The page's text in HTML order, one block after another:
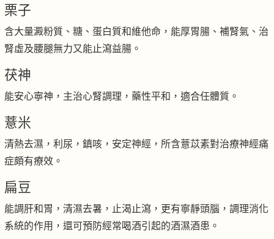
栗子
含大量澱粉質、糖、蛋白質和維他命，能厚胃腸、補腎氣、治
腎虛及腰腿無力又能止瀉益腸。
茯神
能安心寧神，主治心腎調理，藥性平和，適合任體質。
薏米
清熱去濕，利尿，鎮咳，安定神經，所含薏苡素對治療神經痛
症頗有療效。
扁豆
能調肝和胃，清濕去暑，止渴止瀉，更有寧靜頭腦，調理消化
系統的作用，還可預防經常喝酒引起的酒濕酒患。